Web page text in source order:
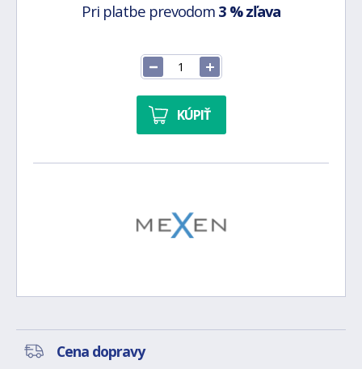
Pri platbe prevodom 3 % zľava
KÚPIŤ
Cena dopravy